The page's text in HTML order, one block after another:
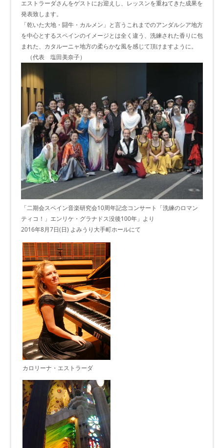
エストラーダさんをゲストにお迎えし、レッスンを重ねてきた成果を
発表致します。
「乾いた大地・闘牛・カルメン」と言うこれまでのアンダルシア地方
を中心とするスペインのイメージとは全く違う、洗練された香りに包
まれた、カタルーニャ地方の柔らかな風を感じて頂けますように。
（代表 塩田美奈子）
「二期会スペイン音楽研究会10周年記念コンサート「洗練のロマン
ティコ！」エンリケ・グラナドス没後100年」より
2016年8月7日(日) よみうり大手町ホールにて
カロリーナ・エストラーダ